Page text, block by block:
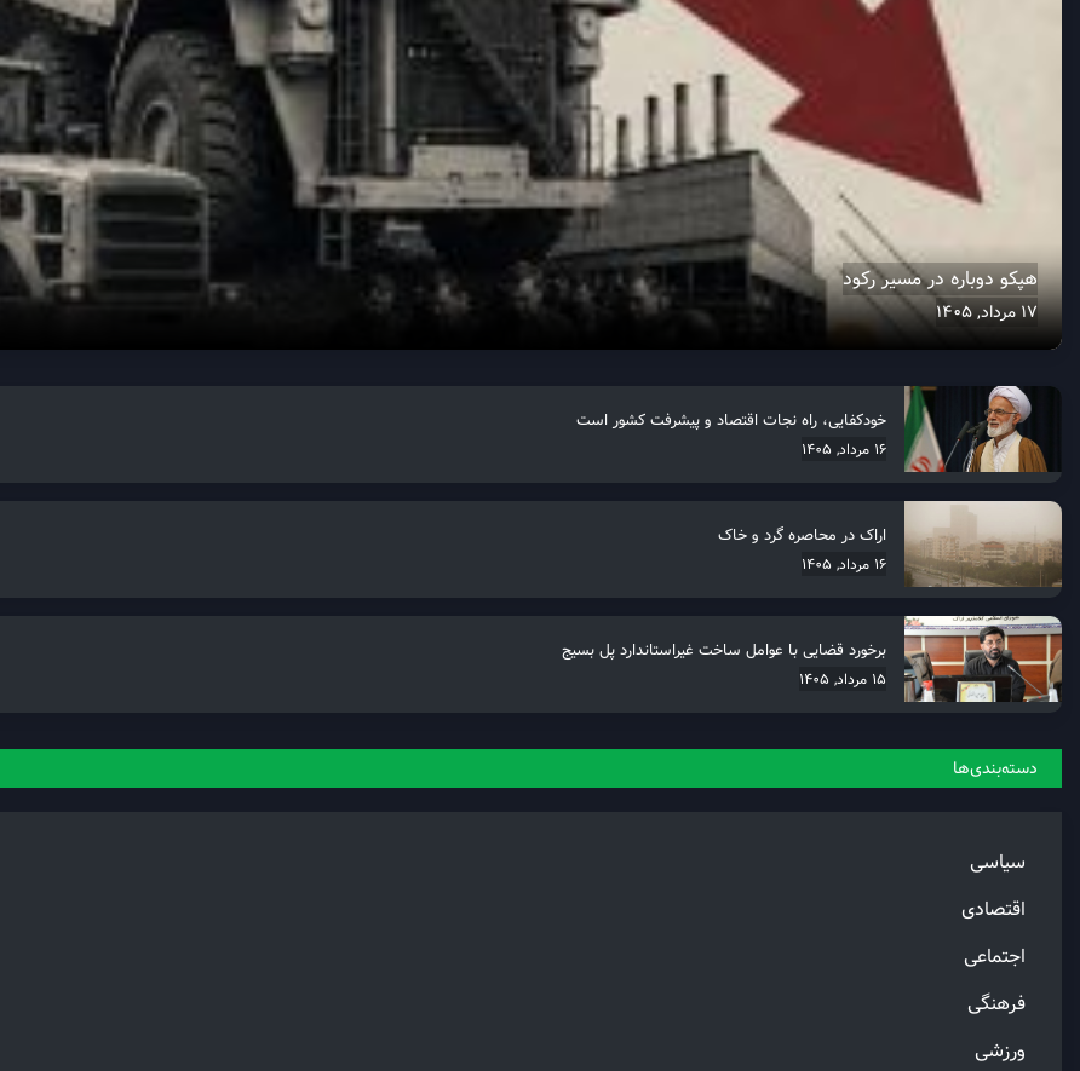
هپکو دوباره در مسیر رکود
17 مرداد, 1405
خودکفایی، راه نجات اقتصاد و پیشرفت کشور است
16 مرداد, 1405
اراک در محاصره گرد و خاک
16 مرداد, 1405
برخورد قضایی با عوامل ساخت غیراستاندارد پل بسیج
15 مرداد, 1405
دسته‌بندی‌ها
سیاسی
اقتصادی
اجتماعی
فرهنگی
ورزشی